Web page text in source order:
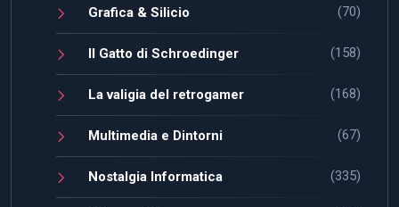
Grafica & Silicio (70)
Il Gatto di Schroedinger (158)
La valigia del retrogamer (168)
Multimedia e Dintorni (67)
Nostalgia Informatica (335)